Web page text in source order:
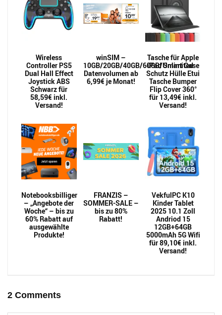
Wireless
Controller PS5
Dual Hall Effect
Joystick ABS
Schwarz für
58,59€ inkl.
Versand!
winSIM –
10GB/20GB/40GB/60GB/Unlimited
Datenvolumen ab
6,99€ je Monat!
Tasche für Apple
iPad Smart Case
Schutz Hülle Etui
Tasche Bumper
Flip Cover 360°
für 13,49€ inkl.
Versand!
Notebooksbilliger
– „Angebote der
Woche“ – bis zu
60% Rabatt auf
ausgewählte
Produkte!
FRANZIS –
SOMMER-SALE –
bis zu 80%
Rabatt!
VekfulPC K10
Kinder Tablet
2025 10.1 Zoll
Andriod 15
12GB+64GB
5000mAh 5G Wifi
für 89,10€ inkl.
Versand!
2 Comments